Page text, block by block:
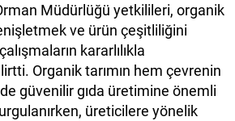
Müdürlüğü yetkilileri, organik
ve ürün çeşitliliğini
kararlılıkla
Organik tarımın hem çevrenin
güvenilir gıda üretimine önemli
üreticilere yönelik